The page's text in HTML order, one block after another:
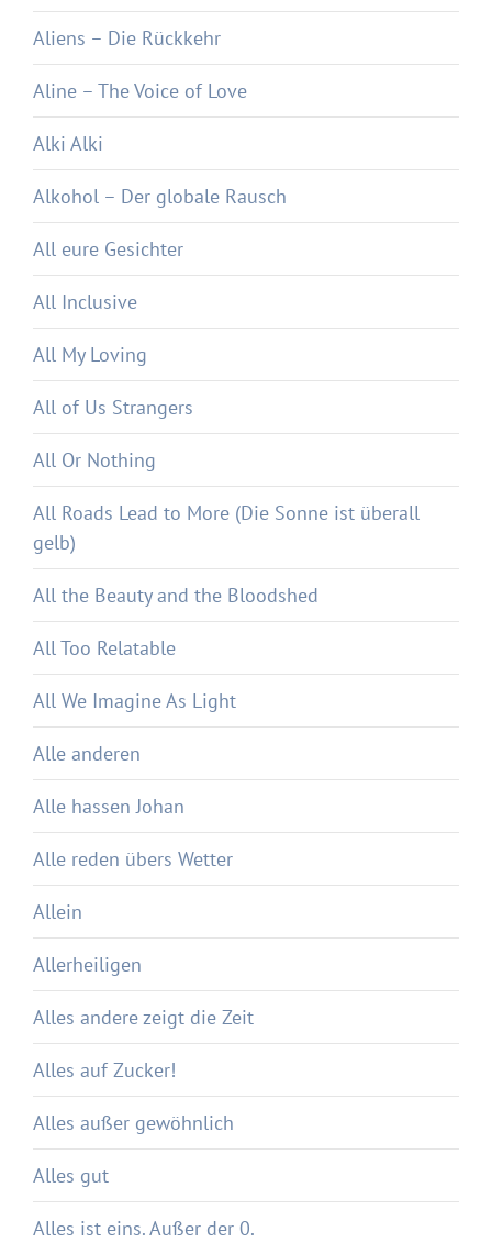
Aliens – Die Rückkehr
Aline – The Voice of Love
Alki Alki
Alkohol – Der globale Rausch
All eure Gesichter
All Inclusive
All My Loving
All of Us Strangers
All Or Nothing
All Roads Lead to More (Die Sonne ist überall
gelb)
All the Beauty and the Bloodshed
All Too Relatable
All We Imagine As Light
Alle anderen
Alle hassen Johan
Alle reden übers Wetter
Allein
Allerheiligen
Alles andere zeigt die Zeit
Alles auf Zucker!
Alles außer gewöhnlich
Alles gut
Alles ist eins. Außer der 0.